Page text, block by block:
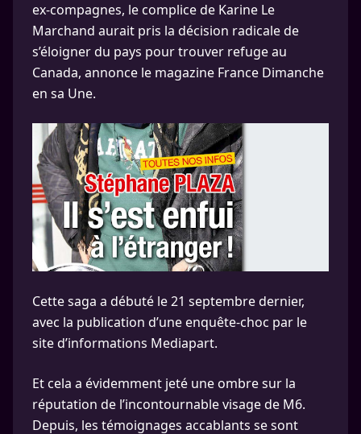
ex-compagnes, le complice de Karine Le
Marchand aurait pris la décision radicale de
s’éloigner du pays pour trouver refuge au
Canada, annonce le magazine France Dimanche
en sa Une.
Cette saga a débuté le 21 septembre dernier,
avec la publication d’une enquête-choc par le
site d’informations Mediapart.
Et cela a évidemment jeté une ombre sur la
réputation de l’incontournable visage de M6.
Depuis, les témoignages accablants se sont